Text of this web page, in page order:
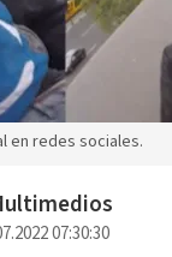
en redes sociales.
07:30:30